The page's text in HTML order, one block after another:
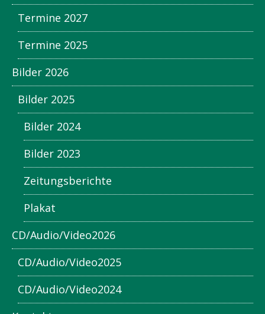
Termine 2027
Termine 2025
Bilder 2026
Bilder 2025
Bilder 2024
Bilder 2023
Zeitungsberichte
Plakat
CD/Audio/Video2026
CD/Audio/Video2025
CD/Audio/Video2024